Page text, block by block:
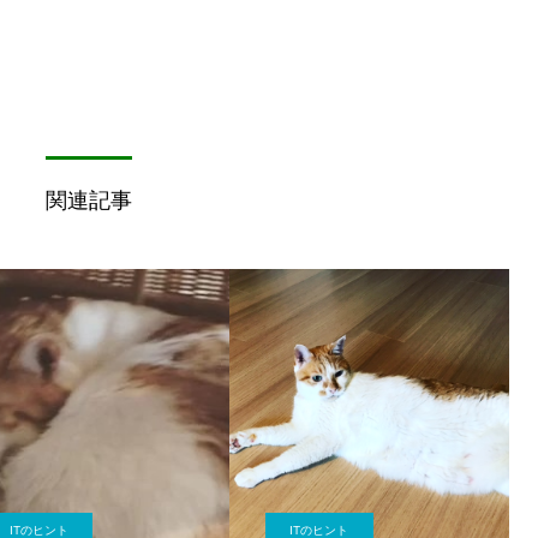
関連記事
ITのヒント ITのヒント